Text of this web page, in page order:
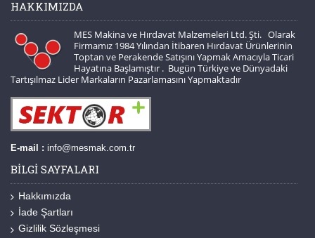
HAKKIMIZDA
MES Makina ve Hırdavat Malzemeleri Ltd. Şti. Olarak
Firmamız 1984 Yılından İtibaren Hırdavat Ürünlerinin
Toptan ve Perakende Satışını Yapmak Amacıyla Ticari
Hayatına Başlamıştır . Bugün Türkiye ve Dünyadaki
Tartışılmaz Lider Markaların Pazarlamasını Yapmaktadır
E-mail : info@mesmak.com.tr
BILGI SAYFALARI
Hakkımızda
İade Şartları
Gizlilik Sözleşmesi